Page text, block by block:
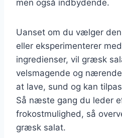
men også indbydende.
Uanset om du vælger
eller eksperimenterer
ingredienser, vil græsk
velsmagende og
at lave, sund og kan
Så næste gang du leder
frokostmulighed, så
græsk salat.